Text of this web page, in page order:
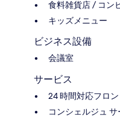
食料雑貨店 / コン
キッズメニュー
ビジネス設備
会議室
サービス
24 時間対応フロ
コンシェルジュ サ